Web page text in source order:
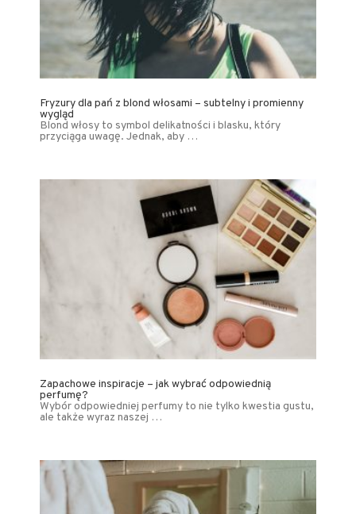
Fryzury dla pań z blond włosami – subtelny i promienny
wygląd
Blond włosy to symbol delikatności i blasku, który
przyciąga uwagę. Jednak, aby …
Zapachowe inspiracje – jak wybrać odpowiednią
perfumę?
Wybór odpowiedniej perfumy to nie tylko kwestia gustu,
ale także wyraz naszej …